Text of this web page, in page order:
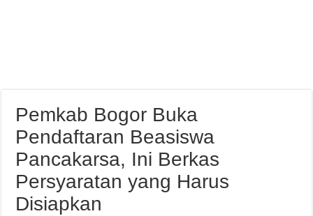
Pemkab Bogor Buka
Pendaftaran Beasiswa
Pancakarsa, Ini Berkas
Persyaratan yang Harus
Disiapkan